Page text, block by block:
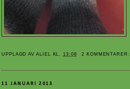
UPPLAGD AVALIEL KL.13:08 2 KOMMENTARER:
11 JANUARI 2013